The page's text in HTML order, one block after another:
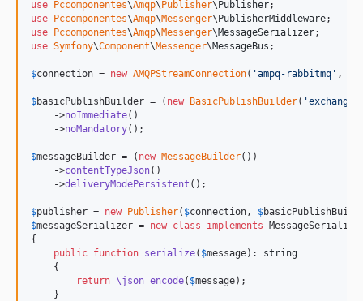
use
Pccomponentes\Amqp\ Publisher\ Publisher
use
Pccomponentes\Amqp\Messenger\ PublisherMiddleware
use
Pccomponentes\Amqp\Messenger\MessageSerializer
use Symfony\Component\Messenger\MessageBus ;
$connection = new AMQPStreamConnection( 'ampq-rabbitmq ' ,
$basicPublishBuilder = ( new BasicPublishBuilder( '
    ->
noImmediate()
    ->
noMandatory();
$messageBuilder = ( new MessageBuilder())
    ->
contentTypeJson()
    ->
deliveryModePersistent ();
$publisher = new Publisher( $connection, $
$messageSerializer = new class implements
{
public function serialize( $message): string
    {
return \json_encode( $message);
    }